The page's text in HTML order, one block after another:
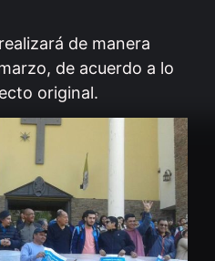
de manera
de acuerdo a lo
original.